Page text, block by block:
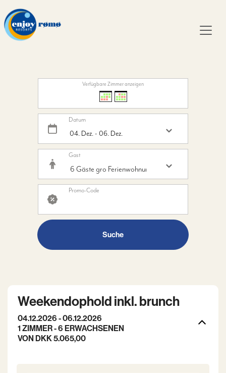
Verfügbare Zimmer anzeigen
Datum
Gast
Promo-Code
Suche
Weekendophold inkl. brunch
04.12.2026 - 06.12.2026
1 ZIMMER -6 ERWACHSENEN
VON DKK 5.065,00